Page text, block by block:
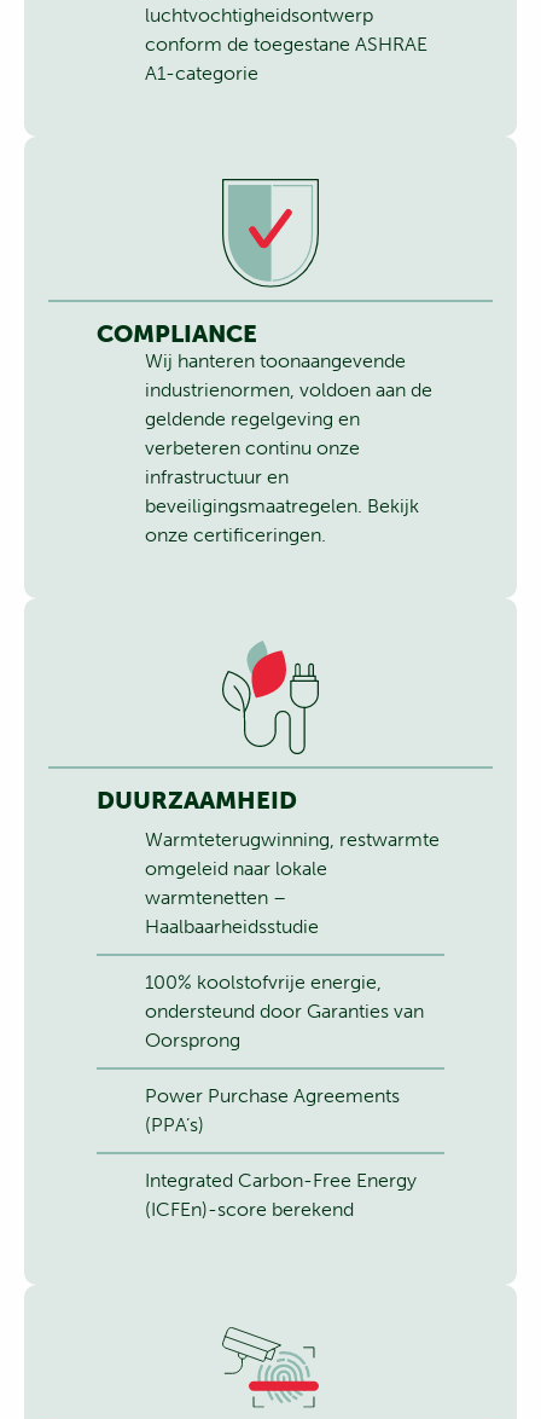
luchtvochtigheidsontwerp
conform de toegestane ASHRAE
A1-categorie
COMPLIANCE
Wij hanteren toonaangevende
industrienormen, voldoen aan de
geldende regelgeving en
verbeteren continu onze
infrastructuur en
beveiligingsmaatregelen. Bekijk
onze certificeringen.
DUURZAAMHEID
Warmteterugwinning, restwarmte
omgeleid naar lokale
warmtenetten –
Haalbaarheidsstudie
100% koolstofvrije energie,
ondersteund door Garanties van
Oorsprong
Power Purchase Agreements
(PPA’s)
Integrated Carbon-Free Energy
(ICFEn)-score berekend